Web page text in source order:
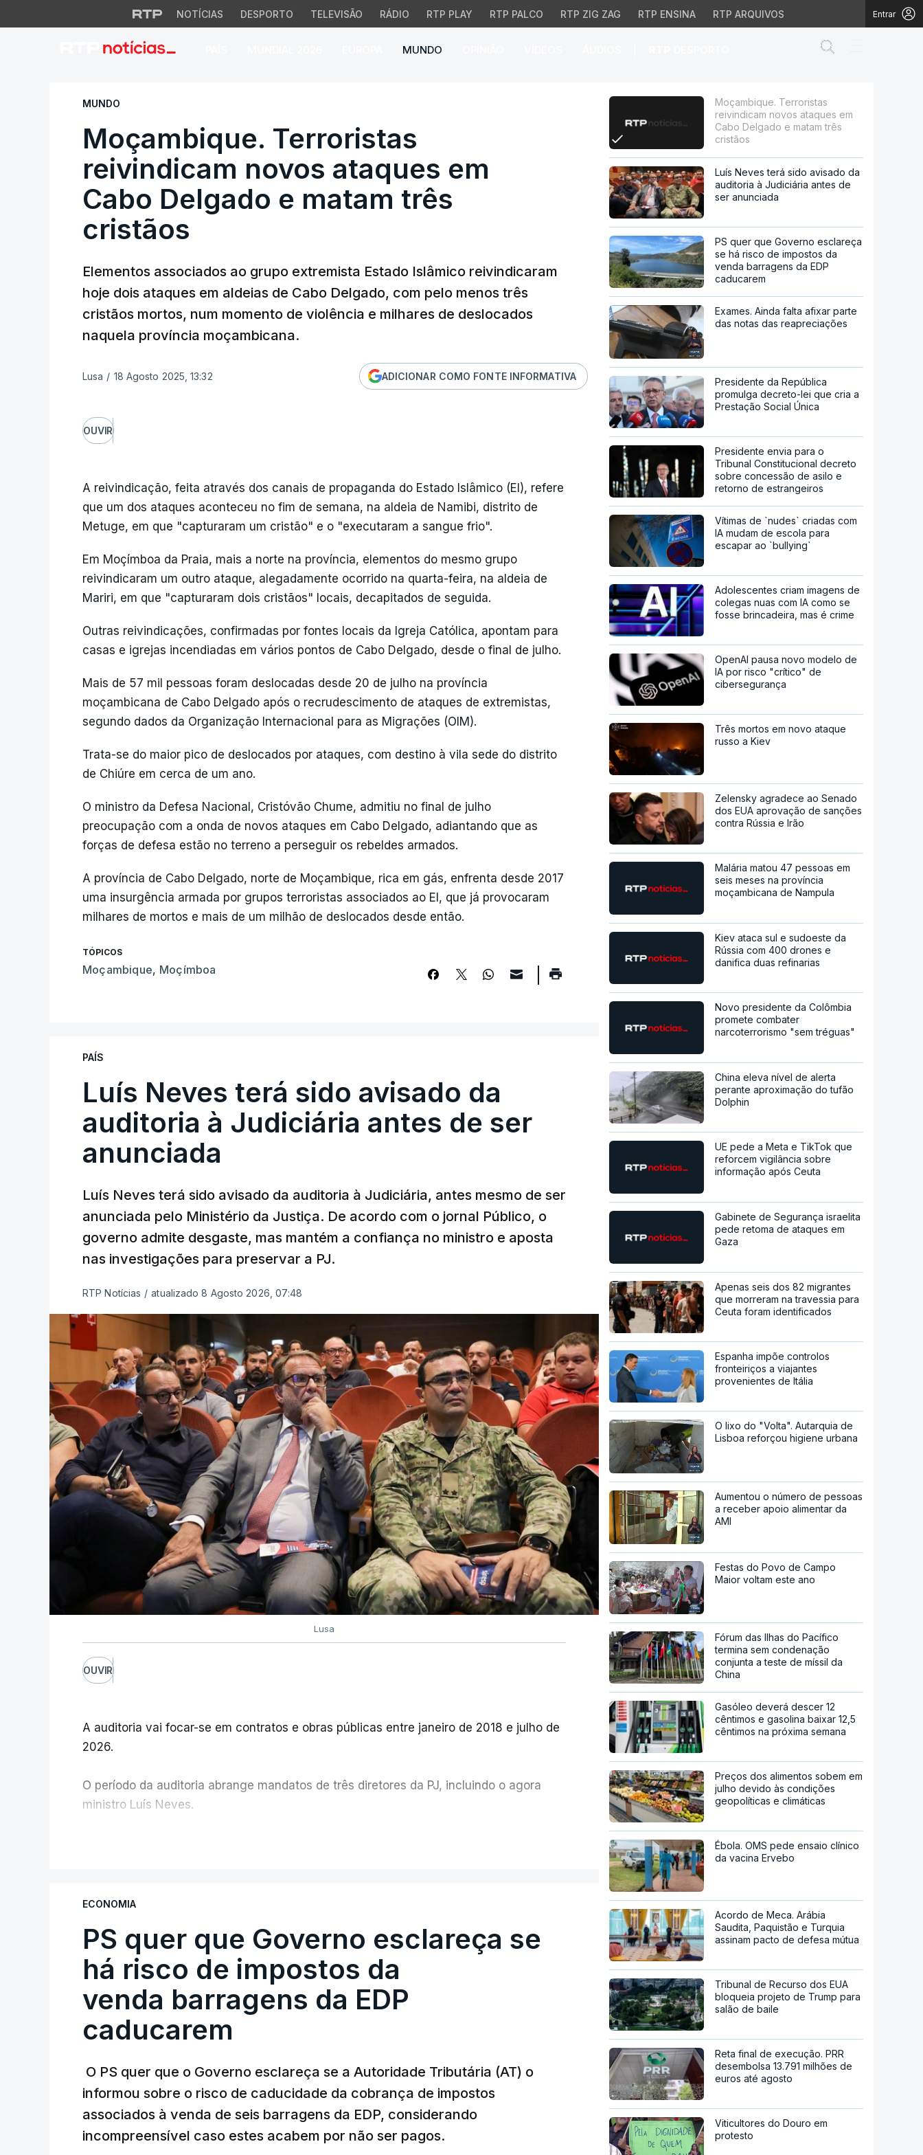
NOTÍCIAS DESPORTO TELEVISÃO RÁDIO RTP PLAY RTP PALCO RTP ZIG ZAG RTP ENSINA RTP ARQUIVOS Entrar
MUNDO
Moçambique. Terroristas reivindicam novos ataques em Cabo
MUNDO
Moçambique. Terroristas
reivindicam novos ataques em
Cabo Delgado e matam três
cristãos
Elementos associados ao grupo extremista Estado Islâmico reivindicaram
hoje dois ataques em aldeias de Cabo Delgado, com pelo menos três
cristãos mortos, num momento de violência e milhares de deslocados
naquela província moçambicana.
Lusa / 18 Agosto 2025, 13:32 ADICIONAR COMO FONTE INFORMATIVA
OUVIR
A reivindicação, feita através dos canais de propaganda do Estado Islâmico (EI), refere
que um dos ataques aconteceu no fim de semana, na aldeia de Namibi, distrito de
Metuge, em que "capturaram um cristão" e o "executaram a sangue frio".
Em Moçímboa da Praia, mais a norte na província, elementos do mesmo grupo
reivindicaram um outro ataque, alegadamente ocorrido na quarta-feira, na aldeia de
Mariri, em que "capturaram dois cristãos" locais, decapitados de seguida.
Outras reivindicações, confirmadas por fontes locais da Igreja Católica, apontam para
casas e igrejas incendiadas em vários pontos de Cabo Delgado, desde o final de julho.
Mais de 57 mil pessoas foram deslocadas desde 20 de julho na província
moçambicana de Cabo Delgado após o recrudescimento de ataques de extremistas,
segundo dados da Organização Internacional para as Migrações (OIM).
Trata-se do maior pico de deslocados por ataques, com destino à vila sede do distrito
de Chiúre em cerca de um ano.
O ministro da Defesa Nacional, Cristóvão Chume, admitiu no final de julho
preocupação com a onda de novos ataques em Cabo Delgado, adiantando que as
forças de defesa estão no terreno a perseguir os rebeldes armados.
A província de Cabo Delgado, norte de Moçambique, rica em gás, enfrenta desde 2017
uma insurgência armada por grupos terroristas associados ao EI, que já provocaram
milhares de mortos e mais de um milhão de deslocados desde então.
TÓPICOS
Moçambique, Moçímboa
PAÍS
Luís Neves terá sido avisado da
auditoria à Judiciária antes de ser
anunciada
Luís Neves terá sido avisado da auditoria à Judiciária, antes mesmo de ser
anunciada pelo Ministério da Justiça. De acordo com o jornal Público, o
governo admite desgaste, mas mantém a confiança no ministro e aposta
nas investigações para preservar a PJ.
RTP Notícias / atualizado 8 Agosto 2026, 07:48
Lusa
OUVIR
A auditoria vai focar-se em contratos e obras públicas entre janeiro de 2018 e julho de
2026.
O período da auditoria abrange mandatos de três diretores da PJ, incluindo o agora
ministro Luís Neves.
Não há prazos fixados para a conclusão desta avaliação à Polícia Judiciária.
Do início da polémica com a revelação de obras a título pessoal, numa propriedade no
Alentejo, feitas pelo mesmo empreiteiro contratado 17 vezes para obras na Polícia
Judiciária (PJ) até aos últimos dias, em que até do Governo surgiram ordens para mais
inquéritos e averiguações aos seus mandatos à frente da polícia criminal, Luís Neves
está há praticamente um mês sem sair do topo das notícias.
ARTIGOS RELACIONADOS
Nova polémica com Luís Neves. Ministro nega favorecimento a
ECONOMIA
PS quer que Governo esclareça se
há risco de impostos da
venda barragens da EDP
caducarem
O PS quer que o Governo esclareça se a Autoridade Tributária (AT) o
informou sobre o risco de caducidade da cobrança de impostos
associados à venda de seis barragens da EDP, considerando
incompreensível caso estes acabem por não ser pagos.
Moçambique. Terroristas
reivindicam novos ataques em
Cabo Delgado e matam três
cristãos
Luís Neves terá sido avisado da
auditoria à Judiciária antes de
ser anunciada
PS quer que Governo esclareça
se há risco de impostos da
venda barragens da EDP
caducarem
Exames. Ainda falta afixar parte
das notas das reapreciações
Presidente da República
promulga decreto-lei que cria a
Prestação Social Única
Presidente envia para o
Tribunal Constitucional decreto
sobre concessão de asilo e
retorno de estrangeiros
Vítimas de `nudes` criadas com
IA mudam de escola para
escapar ao `bullying`
Adolescentes criam imagens de
colegas nuas com IA como se
fosse brincadeira, mas é crime
OpenAI pausa novo modelo de
IA por risco "crítico" de
cibersegurança
Três mortos em novo ataque
russo a Kiev
Zelensky agradece ao Senado
dos EUA aprovação de sanções
contra Rússia e Irão
Malária matou 47 pessoas em
seis meses na província
moçambicana de Nampula
Kiev ataca sul e sudoeste da
Rússia com 400 drones e
danifica duas refinarias
Novo presidente da Colômbia
promete combater
narcoterrorismo "sem tréguas"
China eleva nível de alerta
perante aproximação do tufão
Dolphin
UE pede a Meta e TikTok que
reforcem vigilância sobre
informação após Ceuta
Gabinete de Segurança israelita
pede retoma de ataques em
Gaza
Apenas seis dos 82 migrantes
que morreram na travessia para
Ceuta foram identificados
Espanha impõe controlos
fronteiriços a viajantes
provenientes de Itália
O lixo do "Volta". Autarquia de
Lisboa reforçou higiene urbana
Aumentou o número de pessoas
a receber apoio alimentar da
AMI
Festas do Povo de Campo
Maior voltam este ano
Fórum das Ilhas do Pacífico
termina sem condenação
conjunta a teste de míssil da
China
Gasóleo deverá descer 12
cêntimos e gasolina baixar 12,5
cêntimos na próxima semana
Preços dos alimentos sobem em
julho devido às condições
geopolíticas e climáticas
Ébola. OMS pede ensaio clínico
da vacina Ervebo
Acordo de Meca. Arábia
Saudita, Paquistão e Turquia
assinam pacto de defesa mútua
Tribunal de Recurso dos EUA
bloqueia projeto de Trump para
salão de baile
Reta final de execução. PRR
desembolsa 13.791 milhões de
euros até agosto
Viticultores do Douro em
protesto